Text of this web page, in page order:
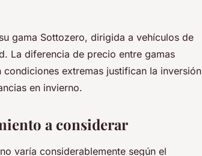
gama Sottozero, dirigida a vehículos de
La diferencia de precio entre gamas
extremas justifican la inversión
en invierno.
a considerar
varía considerablemente según el